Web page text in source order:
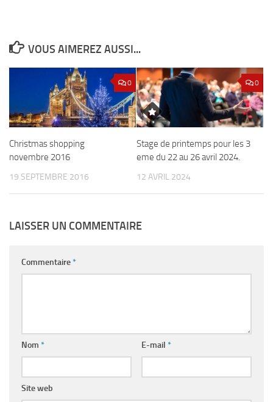
VOUS AIMEREZ AUSSI...
0
Christmas shopping
novembre 2016
19 SEPTEMBRE 2016
0
Stage de printemps pour les 3
eme du 22 au 26 avril 2024.
12 AVRIL 2024
LAISSER UN COMMENTAIRE
Commentaire*
Nom * E-mail *
Site web